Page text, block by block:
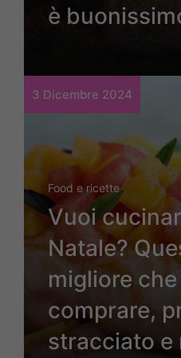
è
3 Dicembre 2024
Food e ricette
Vuoi
Natale?
migliore
comprare,
stracciato e